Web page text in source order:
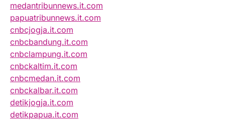
medantribunnews.it.com
papuatribunnews.it.com
cnbcjogja.it.com
cnbcbandung.it.com
cnbclampung.it.com
cnbckaltim.it.com
cnbcmedan.it.com
cnbckalbar.it.com
detikjogja.it.com
detikpapua.it.com